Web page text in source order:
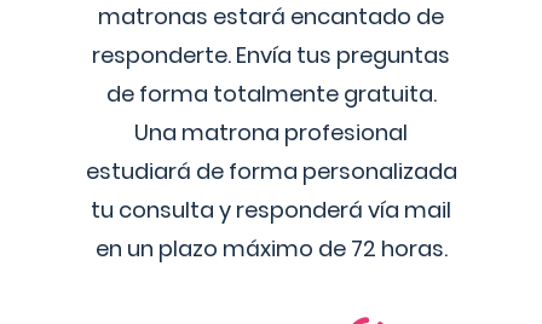
matronas estará encantado de
responderte. Envía tus preguntas
de forma totalmente gratuita.
Una matrona profesional
estudiará de forma personalizada
tu consulta y responderá vía mail
en un plazo máximo de 72 horas.